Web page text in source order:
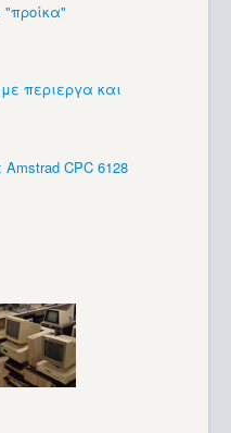
"προίκα"
με περιεργα και
CPC 6128